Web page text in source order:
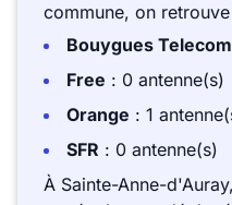
commune, on
Bouygues Telecom
Free : 0 antenne(s)
Orange : 1
SFR : 0 antenne(s)
À Sainte-Anne-